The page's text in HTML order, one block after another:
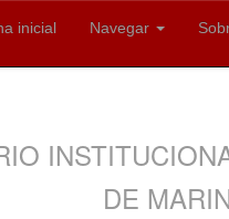
inicial Navegar
DE